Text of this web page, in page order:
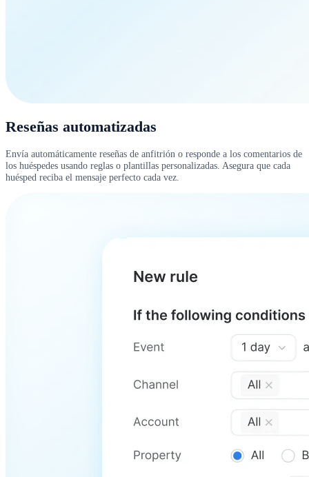
Reseñas automatizadas
Envía automáticamente reseñas de anfitrión o responde a los comentarios de
los huéspedes usando reglas o plantillas personalizadas. Asegura que cada
huésped reciba el mensaje perfecto cada vez.